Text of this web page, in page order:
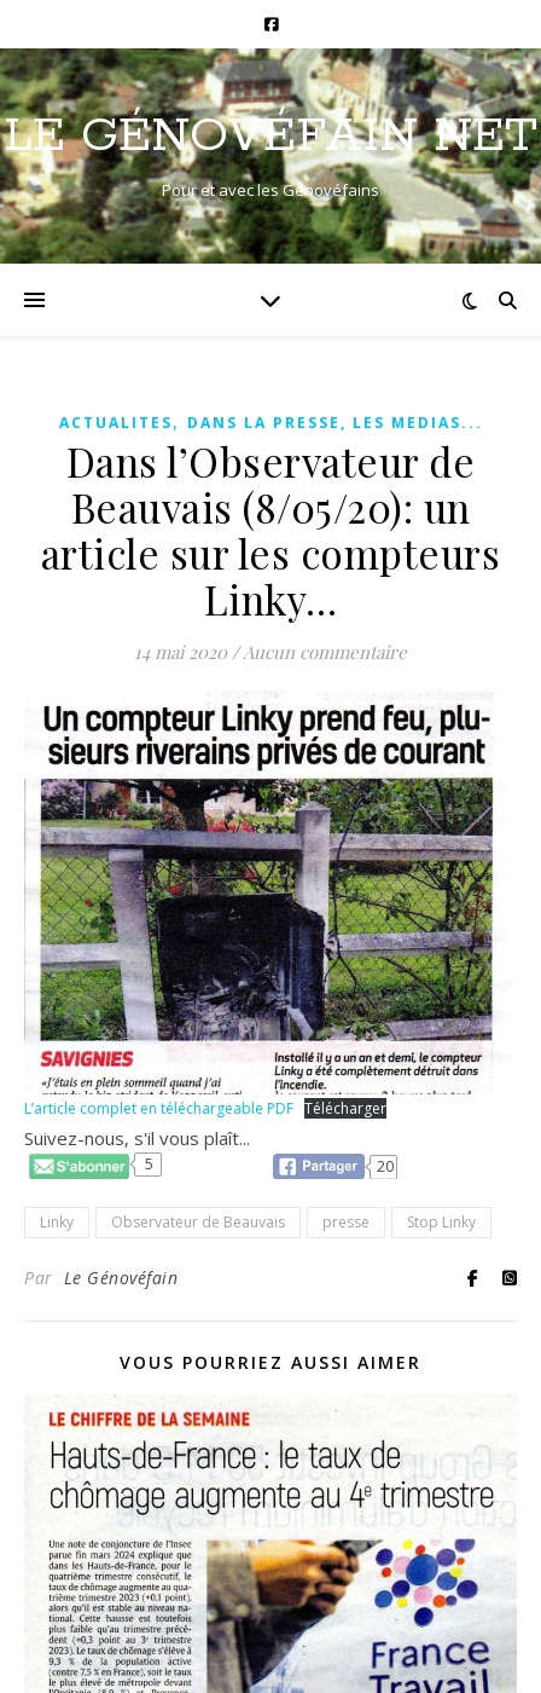
LE GÉNOVÉFAIN NET
Pour et avec les Génovéfains
ACTUALITES, DANS LA PRESSE, LES MEDIAS...
Dans l’Observateur de
Beauvais (8/05/20): un
article sur les compteurs
Linky…
14 mai 2020 /Aucun commentaire
L’article complet en téléchargeable PDF Télécharger
Suivez-nous, s'il vous plaît...
5 20
Linky Observateur de Beauvais presse Stop Linky
Par Le Génovéfain
VOUS POURRIEZ AUSSI AIMER